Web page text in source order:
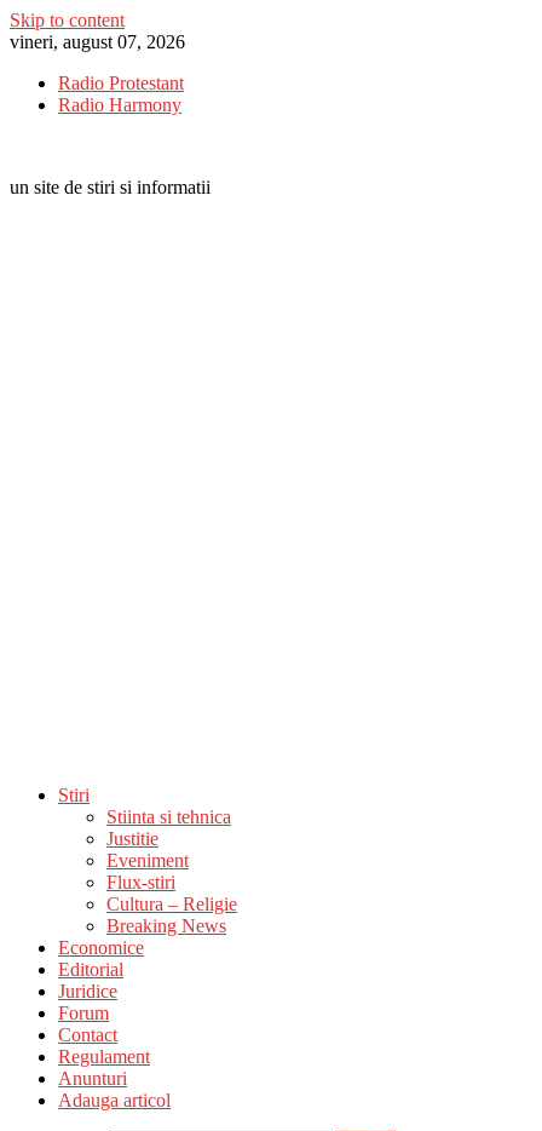
Skip to content
vineri, august 07, 2026
Radio Protestant
Radio Harmony
un site de stiri si informatii
Stiri
Stiinta si tehnica
Justitie
Eveniment
Flux-stiri
Cultura – Religie
Breaking News
Economice
Editorial
Juridice
Forum
Contact
Regulament
Anunturi
Adauga articol